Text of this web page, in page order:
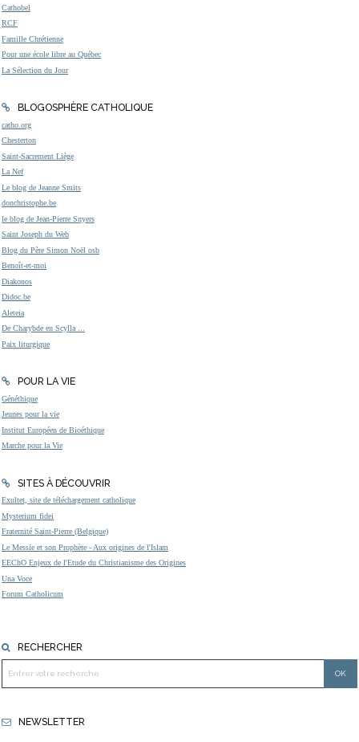
Cathobel
RCF
Famille Chrétienne
Pour une école libre au Québec
La Sélection du Jour
BLOGOSPHÈRE CATHOLIQUE
catho.org
Chesterton
Saint-Sacrement Liège
La Nef
Le blog de Jeanne Smits
donchristophe.be
le blog de Jean-Pierre Snyers
Saint Joseph du Web
Blog du Père Simon Noël osb
Benoît-et-moi
Diakonos
Didoc.be
Aleteia
De Charybde en Scylla ...
Paix liturgique
POUR LA VIE
Généthique
Jeunes pour la vie
Institut Européen de Bioéthique
Marche pour la Vie
SITES À DÉCOUVRIR
Exultet, site de téléchargement catholique
Mysterium fidei
Fraternité Saint-Pierre (Belgique)
Le Messie et son Prophète - Aux origines de l'Islam
EEChO Enjeux de l'Etude du Christianisme des Origines
Una Voce
Forum Catholicum
RECHERCHER
NEWSLETTER